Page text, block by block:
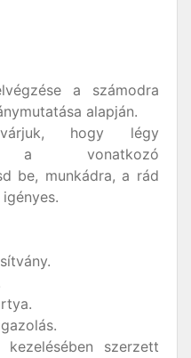
a számodra
alapján.
hogy légy
a vonatkozó
be, munkádra, a rád
kezelésében szerzett